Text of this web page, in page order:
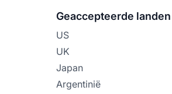
Geaccepteerde landen
US
UK
Japan
Argentinië